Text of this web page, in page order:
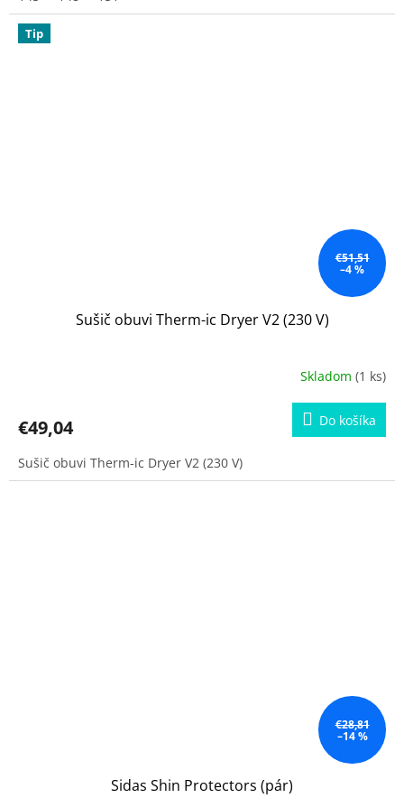
Tip
€51,51
–4 %
Sušič obuvi Therm-ic Dryer V2 (230 V)
Skladom (1 ks)
€49,04 Do košíka
Sušič obuvi Therm-ic Dryer V2 (230 V)
€28,81
–14 %
Sidas Shin Protectors (pár)